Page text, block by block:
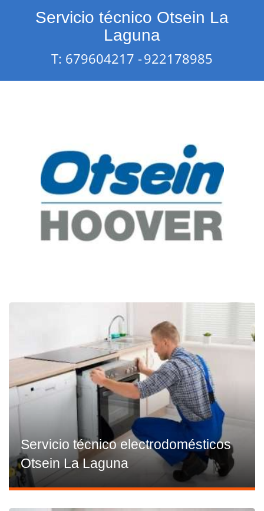
Servicio técnico Otsein La
Laguna
T: 679604217 -922178985
Servicio técnico electrodomésticos
Otsein La Laguna